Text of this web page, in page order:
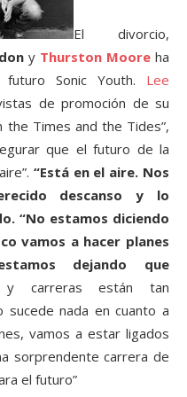
El divorcio,
y Thurston Moore ha
Sonic Youth. Lee
de promoción de su
the Times and the Tides”,
que el futuro de la
“Está en el aire. Nos
descanso y lo
“No estamos diciendo
vamos a hacer planes
dejando que
y carreras están tan
sucede nada en cuanto a
vamos a estar ligados
sorprendente carrera de
el futuro”